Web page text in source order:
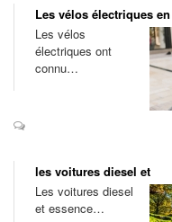
Les vélos électriques en
Les vélos
électriques ont
connu…
les voitures diesel et
Les voitures diesel
et essence…